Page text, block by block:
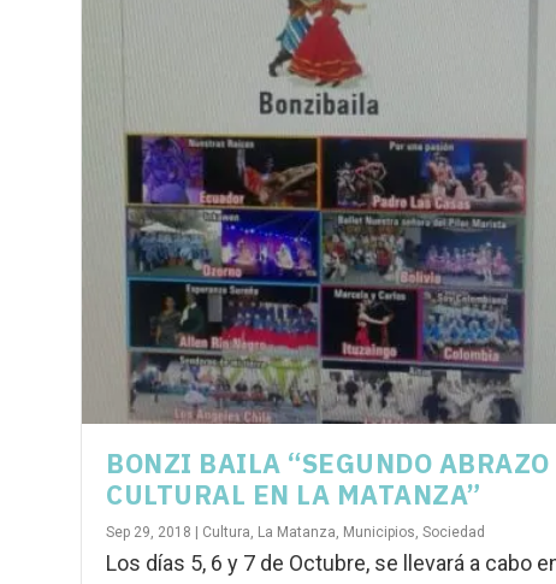
BONZI BAILA “SEGUNDO ABRAZO
CULTURAL EN LA MATANZA”
Sep 29, 2018 Cultura, La Matanza, Municipios,Sociedad
Los días 5, 6 y 7 de Octubre, se llevará a cabo